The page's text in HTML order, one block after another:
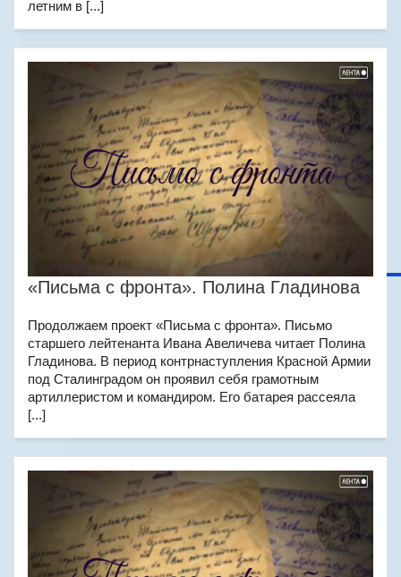
летним в [...]
«Письма с фронта». Полина Гладинова
Продолжаем проект «Письма с фронта». Письмо
старшего лейтенанта Ивана Авеличева читает Полина
Гладинова. В период контрнаступления Красной Армии
под Сталинградом он проявил себя грамотным
артиллеристом и командиром. Его батарея рассеяла
[...]